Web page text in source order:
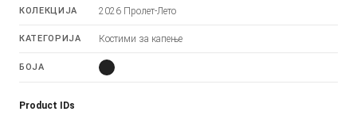
КОЛЕКЦИЈА 2026 Пролет-Лето
КАТЕГОРИЈА Костими за капење
БОЈА
Product IDs